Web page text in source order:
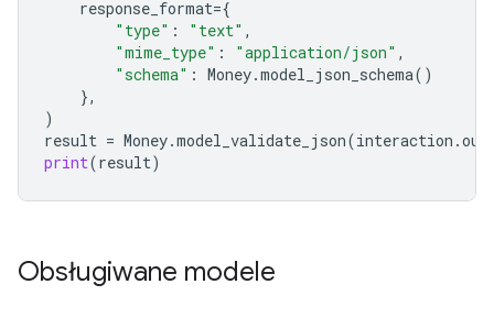
response_format={
"type" : "text" ,
"mime_type" : "application/json" ,
"schema" : Money.model_json_schema()
},
)
result = Money.model_validate_json(interaction .
print(result)
Obsługiwane modele